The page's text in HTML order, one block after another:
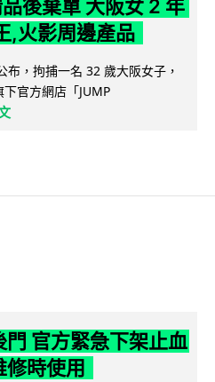
後棄單 大阪女 2 年
,火影周邊產品
布，拘捕一名 32 歲大阪女子，
官方網店「JUMP
官方緊急下架止血
時使用